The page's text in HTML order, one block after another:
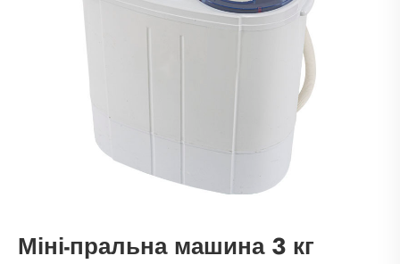
Міні-пральна машина 3 кг